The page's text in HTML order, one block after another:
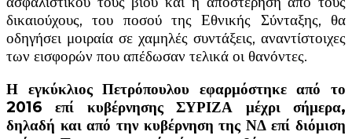
δικαιούχους, του ποσού της Εθνικής Σύνταξης, θα
οδηγήσει μοιραία σε χαμηλές συντάξεις, αναντίστοιχες
των εισφορών που απέδωσαν τελικά οι θανόντες.
Η εγκύκλιος Πετρόπουλου εφαρμόστηκε από το
2016 επί κυβέρνησης ΣΥΡΙΖΑ μέχρι σήμερα,
δηλαδή και από την κυβέρνηση της ΝΔ επί διόμιση